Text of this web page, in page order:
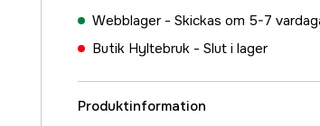
Webblager - Skickas om 5-7
Butik Hyltebruk - Slut i lager
Produktinformation